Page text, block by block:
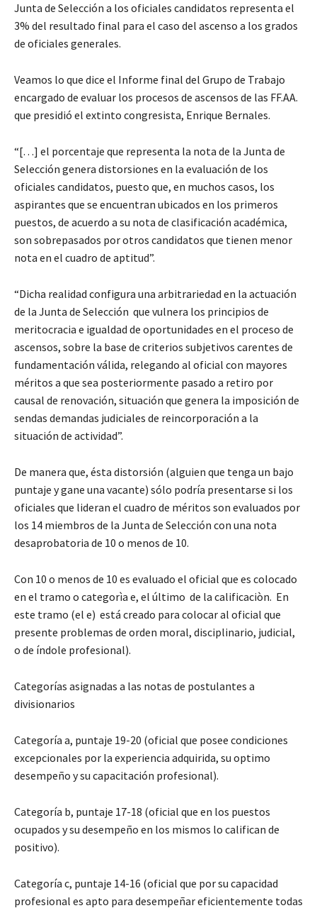
Junta de Selección a los oficiales candidatos representa el
3% del resultado final para el caso del ascenso a los grados
de oficiales generales.
Veamos lo que dice el Informe final del Grupo de Trabajo
encargado de evaluar los procesos de ascensos de las FF.AA.
que presidió el extinto congresista, Enrique Bernales.
“[…] el porcentaje que representa la nota de la Junta de
Selección genera distorsiones en la evaluación de los
oficiales candidatos, puesto que, en muchos casos, los
aspirantes que se encuentran ubicados en los primeros
puestos, de acuerdo a su nota de clasificación académica,
son sobrepasados por otros candidatos que tienen menor
nota en el cuadro de aptitud”.
“Dicha realidad configura una arbitrariedad en la actuación
de la Junta de Selección que vulnera los principios de
meritocracia e igualdad de oportunidades en el proceso de
ascensos, sobre la base de criterios subjetivos carentes de
fundamentación válida, relegando al oficial con mayores
méritos a que sea posteriormente pasado a retiro por
causal de renovación, situación que genera la imposición de
sendas demandas judiciales de reincorporación a la
situación de actividad”.
De manera que, ésta distorsión (alguien que tenga un bajo
puntaje y gane una vacante) sólo podría presentarse si los
oficiales que lideran el cuadro de méritos son evaluados por
los 14 miembros de la Junta de Selección con una nota
desaprobatoria de 10 o menos de 10.
Con 10 o menos de 10 es evaluado el oficial que es colocado
en el tramo o categorìa e, el último de la calificaciòn. En
este tramo (el e) está creado para colocar al oficial que
presente problemas de orden moral, disciplinario, judicial,
o de índole profesional).
Categorías asignadas a las notas de postulantes a
divisionarios
Categoría a, puntaje 19-20 (oficial que posee condiciones
excepcionales por la experiencia adquirida, su optimo
desempeño y su capacitación profesional).
Categoría b, puntaje 17-18 (oficial que en los puestos
ocupados y su desempeño en los mismos lo califican de
positivo).
Categoría c, puntaje 14-16 (oficial que por su capacidad
profesional es apto para desempeñar eficientemente todas